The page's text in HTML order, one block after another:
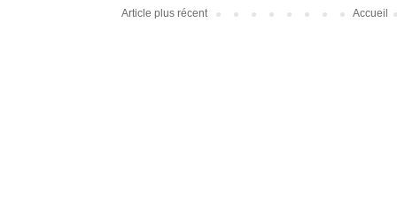
Article plus récent Accueil